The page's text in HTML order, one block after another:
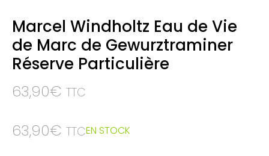
Marcel Windholtz Eau de Vie
de Marc de Gewurztraminer
Réserve Particulière
63,90€ TTC
63,90€ TTCEN STOCK